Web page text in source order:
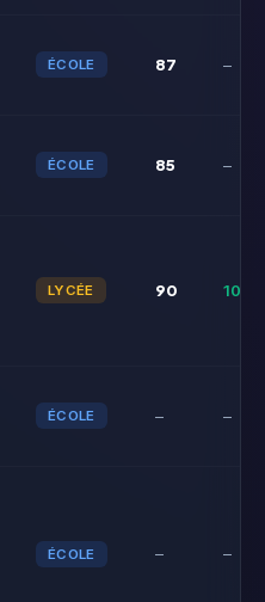
ÉCOLE 87 –
ÉCOLE 85 –
LYCÉE 90 100%
ÉCOLE – –
ÉCOLE – –